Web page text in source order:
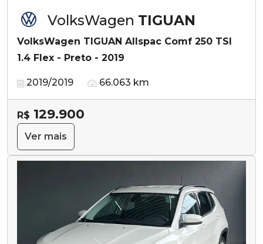
VolksWagen TIGUAN
VolksWagen TIGUAN Allspac Comf 250 TSI
1.4 Flex - Preto - 2019
2019/2019 66.063 km
R$ 129.900
Ver mais